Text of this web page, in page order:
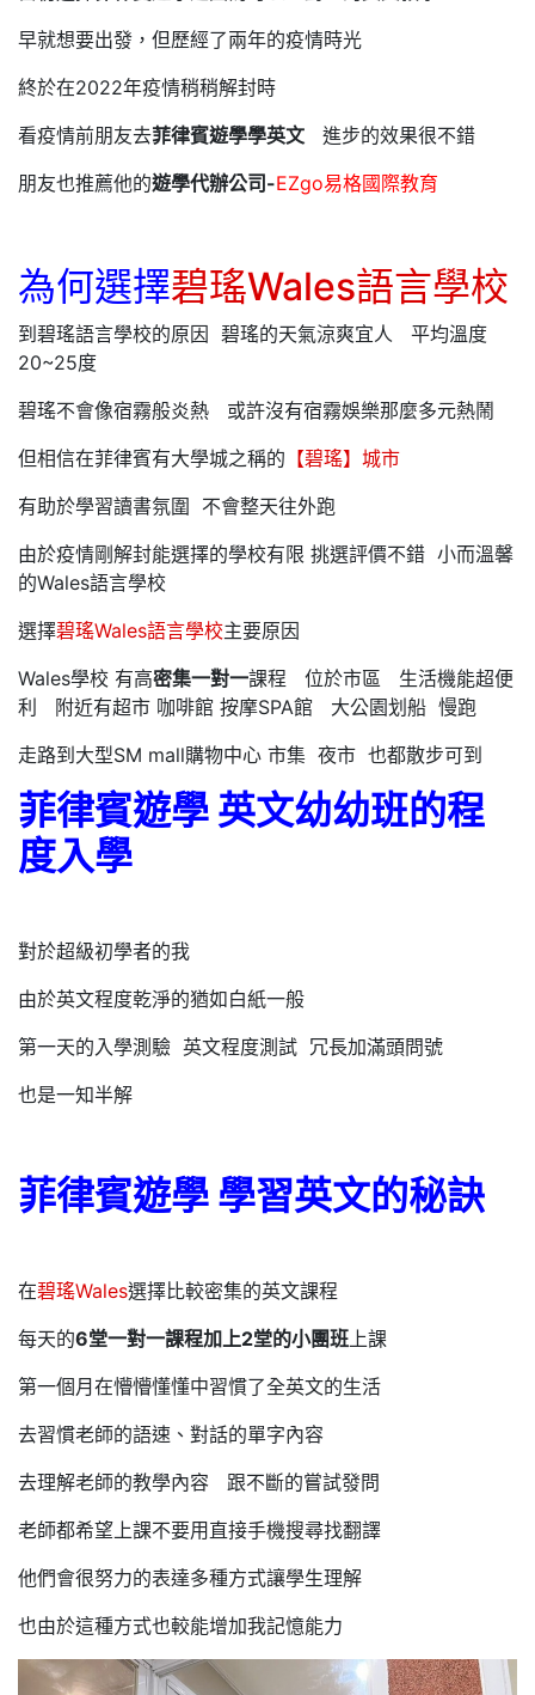
早就想要出發，但歷經了兩年的疫情時光
終於在2022年疫情稍稍解封時
看疫情前朋友去菲律賓遊學學英文 進步的效果很不錯
朋友也推薦他的遊學代辦公司-EZgo易格國際教育
為何選擇碧瑤Wales語言學校
到碧瑤語言學校的原因 碧瑤的天氣涼爽宜人 平均溫度
20~25度
碧瑤不會像宿霧般炎熱 或許沒有宿霧娛樂那麼多元熱鬧
但相信在菲律賓有大學城之稱的 【碧瑤】城市
有助於學習讀書氛圍 不會整天往外跑
由於疫情剛解封能選擇的學校有限 挑選評價不錯 小而溫馨
的Wales語言學校
選擇碧瑤Wales語言學校主要原因
Wales學校 有高密集一對一課程 位於市區 生活機能超便
利 附近有超市 咖啡館 按摩SPA館 大公園划船 慢跑
走路到大型SM mall購物中心 市集 夜市 也都散步可到
菲律賓遊學 英文幼幼班的程
度入學
對於超級初學者的我
由於英文程度乾淨的猶如白紙一般
第一天的入學測驗 英文程度測試 冗長加滿頭問號
也是一知半解
菲律賓遊學 學習英文的秘訣
在碧瑤Wales選擇比較密集的英文課程
每天的6堂一對一課程加上2堂的小團班上課
第一個月在懵懵懂懂中習慣了全英文的生活
去習慣老師的語速、對話的單字內容
去理解老師的教學內容 跟不斷的嘗試發問
老師都希望上課不要用直接手機搜尋找翻譯
他們會很努力的表達多種方式讓學生理解
也由於這種方式也較能增加我記憶能力